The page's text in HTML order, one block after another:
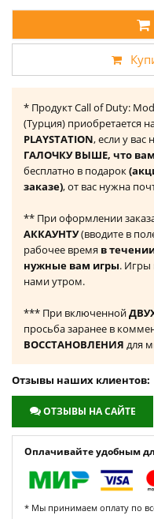
* Продукт Call of Duty:
(Турция) приобретается
PLAYSTATION, если у вас
ГАЛОЧКУ ВЫШЕ, что вам
бесплатно в подарок
заказе), от вас нужна
** При оформлении
АККАУНТУ(вводите в
рабочее время в
нужные вам игры. Игры
нами утром.
*** При включенной
просьба заранее в
ВОССТАНОВЛЕНИЯ для
Отзывы наших клиентов:
ОТЗЫВЫ НА САЙТЕ
Оплачивайте удобным
* Мы принимаем оплату по